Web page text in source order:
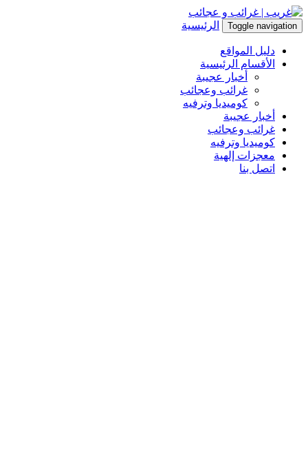
Toggle navigation الرئيسية
دليل المواقع
الأقسام الرئيسية
أخبار عجيبة
غرائب وعجائب
كوميديا وترفيه
أخبار عجيبة
غرائب وعجائب
كوميديا وترفيه
معجزات إلهية
اتصل بنا